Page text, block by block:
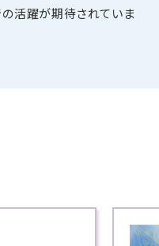
活躍が期待されていま